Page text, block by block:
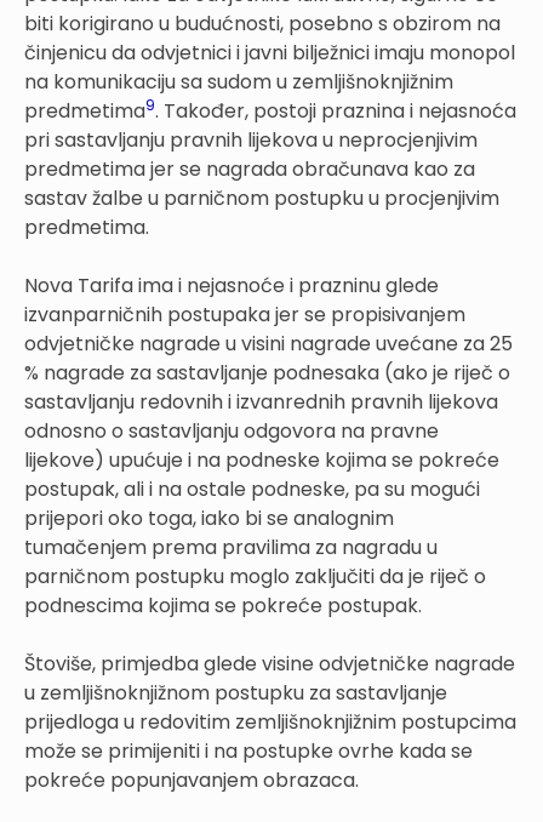
biti korigirano u budućnosti, posebno s obzirom na
činjenicu da odvjetnici i javni bilježnici imaju monopol
na komunikaciju sa sudom u zemljišnoknjižnim
predmetima9. Također, postoji praznina i nejasnoća
pri sastavljanju pravnih lijekova u neprocjenjivim
predmetima jer se nagrada obračunava kao za
sastav žalbe u parničnom postupku u procjenjivim
predmetima.
Nova Tarifa ima i nejasnoće i prazninu glede
izvanparničnih postupaka jer se propisivanjem
odvjetničke nagrade u visini nagrade uvećane za 25
% nagrade za sastavljanje podnesaka (ako je riječ o
sastavljanju redovnih i izvanrednih pravnih lijekova
odnosno o sastavljanju odgovora na pravne
lijekove) upućuje i na podneske kojima se pokreće
postupak, ali i na ostale podneske, pa su mogući
prijepori oko toga, iako bi se analognim
tumačenjem prema pravilima za nagradu u
parničnom postupku moglo zaključiti da je riječ o
podnescima kojima se pokreće postupak.
Štoviše, primjedba glede visine odvjetničke nagrade
u zemljišnoknjižnom postupku za sastavljanje
prijedloga u redovitim zemljišnoknjižnim postupcima
može se primijeniti i na postupke ovrhe kada se
pokreće popunjavanjem obrazaca.